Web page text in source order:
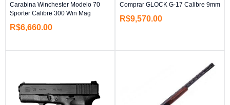
Carabina Winchester Modelo 70
Sporter Calibre 300 Win Mag
R$6,660.00
Comprar GLOCK G-17 Calibre 9mm
R$9,570.00